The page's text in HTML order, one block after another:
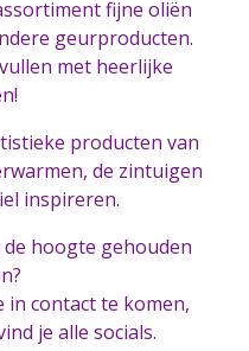
fijne oliën
geurproducten.
met heerlijke
producten van
de zintuigen
inspireren.
hoogte gehouden
in contact te komen,
je alle socials.